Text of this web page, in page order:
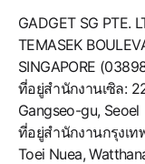
GADGET SG PTE.
TEMASEK
SINGAPORE
ที่อยู่สำนักงานเซิล:
Gangseo-gu, Seoel
ที่อยู่สำนักงานกรุงเท
Toei Nuea,